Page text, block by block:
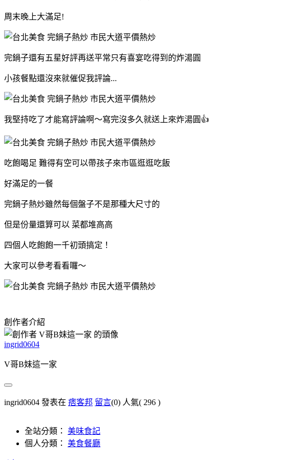
周末晚上大滿足!
完鍋子還有五星好評再送平常只有喜宴吃得到的炸湯圓
小孩餐點還沒來就催促我評論...
我堅持吃了才能寫評論啊～寫完沒多久就送上來炸湯圓👍
吃飽喝足 難得有空可以帶孩子來市區逛逛吃飯
好滿足的一餐
完鍋子熱炒雖然每個盤子不是那種大尺寸的
但是份量還算可以 菜都堆高高
四個人吃飽飽一千初頭搞定！
大家可以參考看看囉～
創作者介紹
ingrid0604
V哥B妹這一家
ingrid0604 發表在 痞客邦 留言(0) 人氣( 296 )
全站分類： 美味食記
個人分類： 美食餐廳